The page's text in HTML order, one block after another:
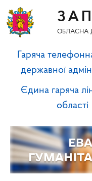
ОБЛАСНА
Гаряча
державної
Єдина гаряча
області